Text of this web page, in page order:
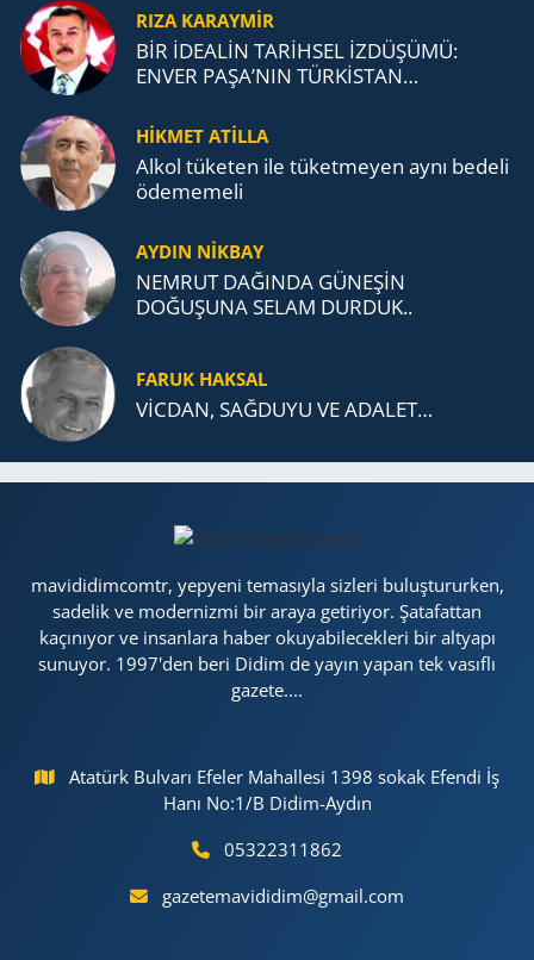
RIZA KARAYMIR
BİR İDEALİN TARİHSEL İZDÜŞÜMÜ:
ENVER PAŞA’NIN TÜRKİSTAN
TEŞKİLATI’NA UZANAN MİRASI
HİKMET ATİLLA
Alkol tü­ke­ten ile tü­ket­me­yen aynı be­de­li
öde­me­me­li
AYDIN NİKBAY
NEMRUT DAĞINDA GÜNEŞİN
DOĞUŞUNA SELAM DURDUK..
FARUK HAKSAL
VİCDAN, SAĞ­DU­YU VE ADA­LET…
mavididimcomtr, yepyeni temasıyla sizleri buluştururken,
sadelik ve modernizmi bir araya getiriyor. Şatafattan
kaçınıyor ve insanlara haber okuyabilecekleri bir altyapı
sunuyor. 1997'den beri Didim de yayın yapan tek vasıflı
gazete....
Atatürk Bulvarı Efeler Mahallesi 1398 sokak Efendi İş
Hanı No:1/B Didim-Aydın
05322311862
gazetemavididim@gmail.com